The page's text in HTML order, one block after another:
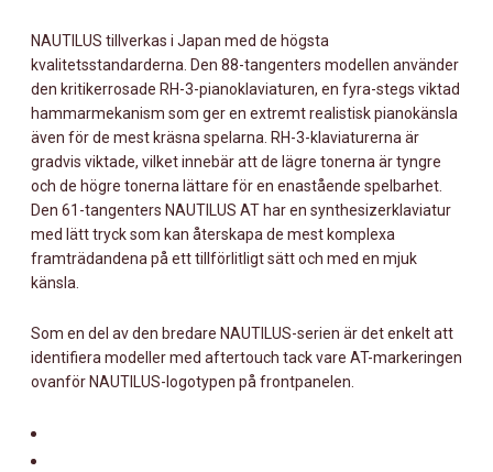
NAUTILUS tillverkas i Japan med de högsta
kvalitetsstandarderna. Den 88-tangenters modellen använder
den kritikerrosade RH-3-pianoklaviaturen, en fyra-stegs viktad
hammarmekanism som ger en extremt realistisk pianokänsla
även för de mest kräsna spelarna. RH-3-klaviaturerna är
gradvis viktade, vilket innebär att de lägre tonerna är tyngre
och de högre tonerna lättare för en enastående spelbarhet.
Den 61-tangenters NAUTILUS AT har en synthesizerklaviatur
med lätt tryck som kan återskapa de mest komplexa
framträdandena på ett tillförlitligt sätt och med en mjuk
känsla.
Som en del av den bredare NAUTILUS-serien är det enkelt att
identifiera modeller med aftertouch tack vare AT-markeringen
ovanför NAUTILUS-logotypen på frontpanelen.